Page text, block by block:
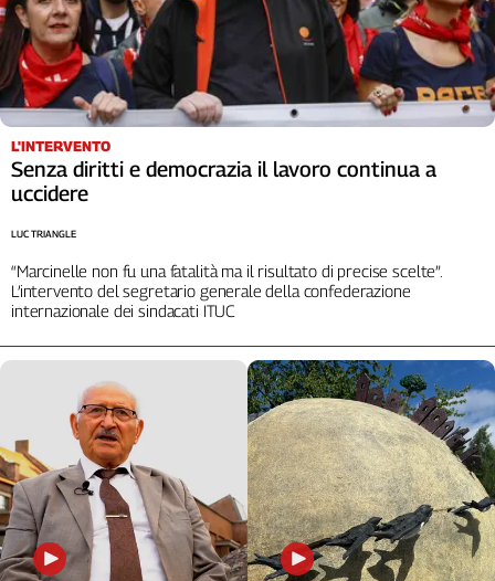
L'INTERVENTO
Senza diritti e democrazia il lavoro continua a
uccidere
“Marcinelle non fu una fatalità ma il risultato di precise scelte”.
L’intervento del segretario generale della confederazione
internazionale dei sindacati ITUC
LUC TRIANGLE